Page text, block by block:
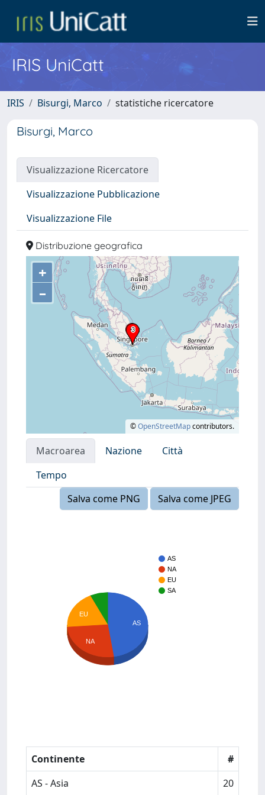
IRIS UniCatt
IRIS Bisurgi, Marco statistiche ricercatore
Bisurgi, Marco
Visualizzazione Ricercatore
Visualizzazione Pubblicazione
Visualizzazione File
Distribuzione geografica
+
–
©OpenStreetMapcontributors.
Macroarea Nazione
Città
Tempo
Salva come PNG
Salva come JPEG
AS
NA
EU
SA
AS
EU
NA
Continente
#
AS - Asia
20